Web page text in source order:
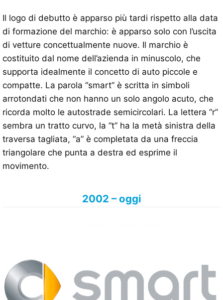
Il logo di debutto è apparso più tardi rispetto alla data
di formazione del marchio: è apparso solo con l’uscita
di vetture concettualmente nuove. Il marchio è
costituito dal nome dell’azienda in minuscolo, che
supporta idealmente il concetto di auto piccole e
compatte. La parola “smart” è scritta in simboli
arrotondati che non hanno un solo angolo acuto, che
ricorda molto le autostrade semicircolari. La lettera “r”
sembra un tratto curvo, la “t” ha la metà sinistra della
traversa tagliata, “a” è completata da una freccia
triangolare che punta a destra ed esprime il
movimento.
2002 – oggi